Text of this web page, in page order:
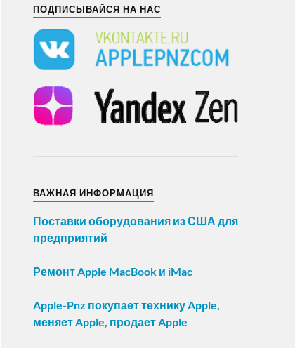
ПОДПИСЫВАЙСЯ НА НАС
ВАЖНАЯ ИНФОРМАЦИЯ
Поставки оборудования из США для
предприятий
Ремонт Apple MacBook и iMac
Apple-Pnz покупает технику Apple,
меняет Apple, продает Apple